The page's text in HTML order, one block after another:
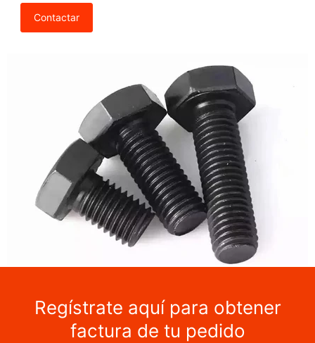
Contactar
Regístrate aquí para obtener
factura de tu pedido